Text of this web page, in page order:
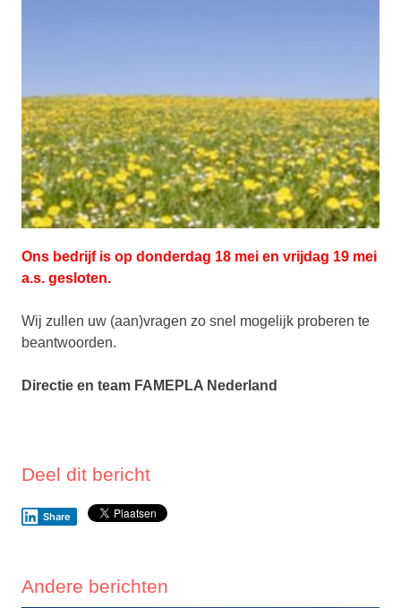
Ons bedrijf is op donderdag 18 mei en vrijdag 19 mei
a.s. gesloten.
Wij zullen uw (aan)vragen zo snel mogelijk proberen te
beantwoorden.
Directie en team FAMEPLA Nederland
Deel dit bericht
Share
Andere berichten